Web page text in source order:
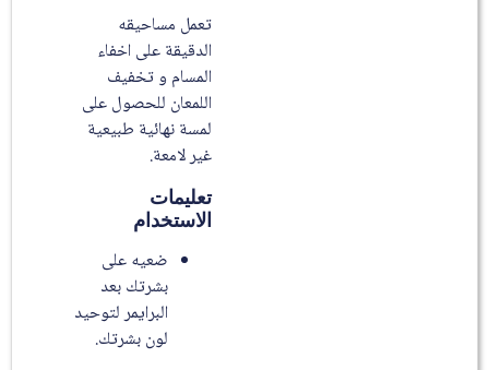
تعمل مساحيقه
الدقيقة على اخفاء
المسام و تخفيف
اللمعان للحصول على
لمسة نهائية طبيعية
غير لامعة.
تعليمات
الاستخدام
ضعيه على
بشرتك بعد
البرايمر لتوحيد
لون بشرتك.